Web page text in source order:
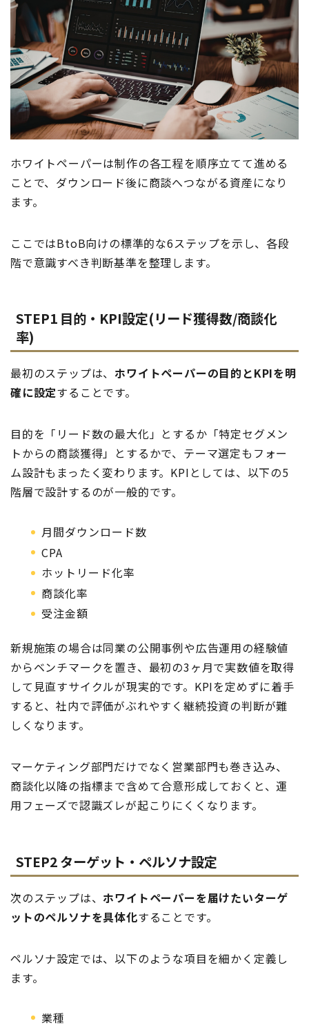
ホワイトペーパーは制作の各工程を順序立てて進める
ことで、ダウンロード後に商談へつながる資産になり
ます。
ここではBtoB向けの標準的な6ステップを示し、各段
階で意識すべき判断基準を整理します。
STEP1 目的・KPI設定(リード獲得数/商談化
率)
最初のステップは、 ホワイトペーパーの目的とKPIを明
確に設定することです。
目的を「リード数の最大化」とするか「特定セグメン
トからの商談獲得」とするかで、テーマ選定もフォー
ム設計もまったく変わります。KPIとしては、以下の5
階層で設計するのが一般的です。
月間ダウンロード数
CPA
ホットリード化率
商談化率
受注金額
新規施策の場合は同業の公開事例や広告運用の経験値
からベンチマークを置き、最初の3ヶ月で実数値を取得
して見直すサイクルが現実的です。KPIを定めずに着手
すると、社内で評価がぶれやすく継続投資の判断が難
しくなります。
マーケティング部門だけでなく営業部門も巻き込み、
商談化以降の指標まで含めて合意形成しておくと、運
用フェーズで認識ズレが起こりにくくなります。
STEP2 ターゲット・ペルソナ設定
次のステップは、 ホワイトペーパーを届けたいターゲ
ットのペルソナを具体化することです。
ペルソナ設定では、以下のような項目を細かく定義し
ます。
業種